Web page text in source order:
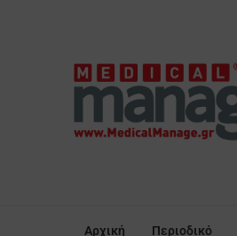
Αρχική Περιοδικό